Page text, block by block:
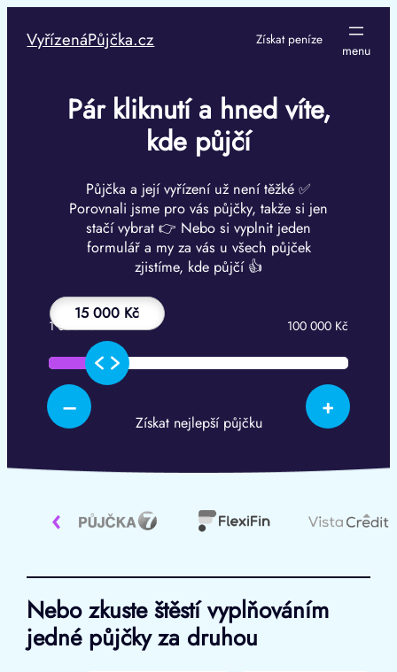
obsah
VyřízenáPůjčka.cz Získat peníze
Pár kliknutí a hned víte,
kde půjčí
Půjčka a její vyřízení už není těžké ✅
Porovnali jsme pro vás půjčky, takže si jen
stačí vybrat 👉 Nebo si vyplnit jeden
formulář a my za vás u všech půjček
zjistíme, kde půjčí 👍
15 000 Kč
– +
1 000 Kč 100 000 Kč
Získat nejlepší půjčku
‹
Nebo zkuste štěstí vyplňováním
jedné půjčky za druhou